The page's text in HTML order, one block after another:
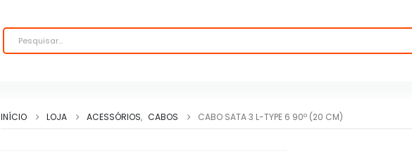
INÍCIO LOJA ACESSÓRIOS, CABOS CABO SATA 3 L-TYPE 6 90º (20 CM)